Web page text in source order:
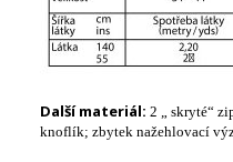
Další materiál: 2 „ skryté“
knoflík; zbytek nažehlovací